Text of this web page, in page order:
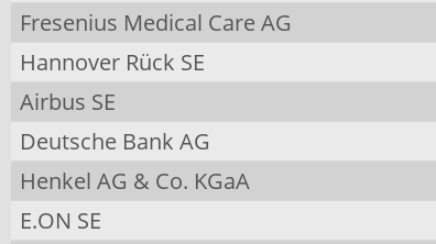
Fresenius Medical Care AG
Hannover Rück SE
Airbus SE
Deutsche Bank AG
Henkel AG & Co. KGaA
E.ON SE